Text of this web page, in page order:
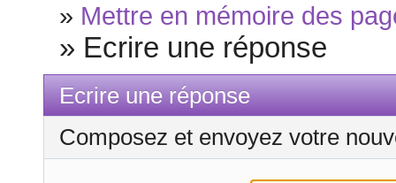
» Mettre en mémoire des
» Ecrire une réponse
Ecrire une réponse
Composez et envoyez votre